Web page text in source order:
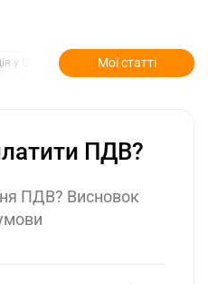
у СЕРПНІ 2️⃣0️⃣2️⃣7️⃣ Усі
Мої статті
ПДВ?
ПДВ? Висновок